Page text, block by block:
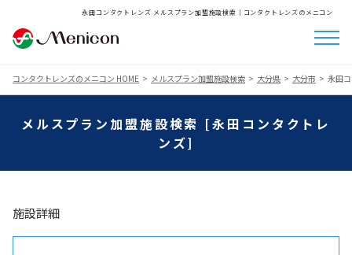
永田コンタクトレンズ メルスプラン加盟施設検索│コンタクトレンズのメニコン
コンタクトレンズのメニコン HOME メルスプラン加盟施設検索 大分県 大分市 永田
メルスプラン加盟施設検索 [永田コンタクトレ
ンズ]
施設詳細